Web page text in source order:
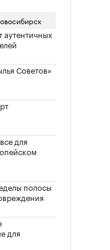
аутентичных
Советов»
для
полосы
для